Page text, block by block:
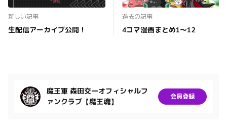
新しい記事
生配信アーカイブ公開！
過去の記事
4コマ漫画まとめ1〜12
魔王軍 森田交一オフィシャルフ
ァンクラブ【魔王魂】
会員登録